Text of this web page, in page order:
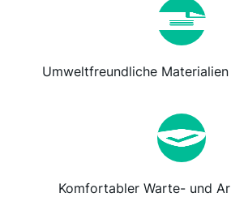
Umweltfreundliche
Komfortabler Warte- und